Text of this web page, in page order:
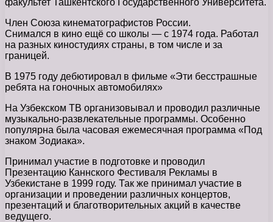
Член Союза кинематографистов России.
Снимался в кино ещё со школы — с 1974 года. Работал
на разных киностудиях страны, в том числе и за
границей.
В 1975 году дебютировал в фильме «Эти бесстрашные
ребята на гоночных автомобилях»
На Узбекском ТВ организовывал и проводил различные
музыкально-развлекательные программы. Особенно
популярна была часовая ежемесячная программа «Под
знаком Зодиака».
Принимал участие в подготовке и проводил
Презентацию Каннского Фестиваля Рекламы в
Узбекистане в 1999 году. Так же принимал участие в
организации и проведении различных концертов,
презентаций и благотворительных акций в качестве
ведущего.